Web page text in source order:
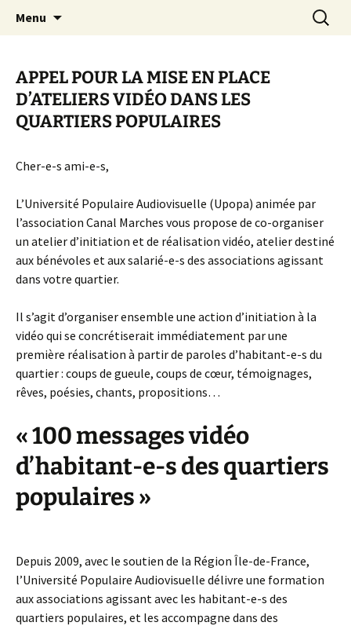
Canal Marches
Menu
APPEL POUR LA MISE EN PLACE
D’ATELIERS VIDÉO DANS LES
QUARTIERS POPULAIRES
Cher-e-s ami-e-s,
L’Université Populaire Audiovisuelle (Upopa) animée par
l’association Canal Marches vous propose de co-organiser
un atelier d’initiation et de réalisation vidéo, atelier destiné
aux bénévoles et aux salarié-e-s des associations agissant
dans votre quartier.
Il s’agit d’organiser ensemble une action d’initiation à la
vidéo qui se concrétiserait immédiatement par une
première réalisation à partir de paroles d’habitant-e-s du
quartier : coups de gueule, coups de cœur, témoignages,
rêves, poésies, chants, propositions…
« 100 messages vidéo
d’habitant-e-s des quartiers
populaires »
Depuis 2009, avec le soutien de la Région Île-de-France,
l’Université Populaire Audiovisuelle délivre une formation
aux associations agissant avec les habitant-e-s des
quartiers populaires, et les accompagne dans des